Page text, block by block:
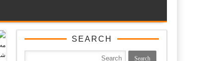
SEARCH